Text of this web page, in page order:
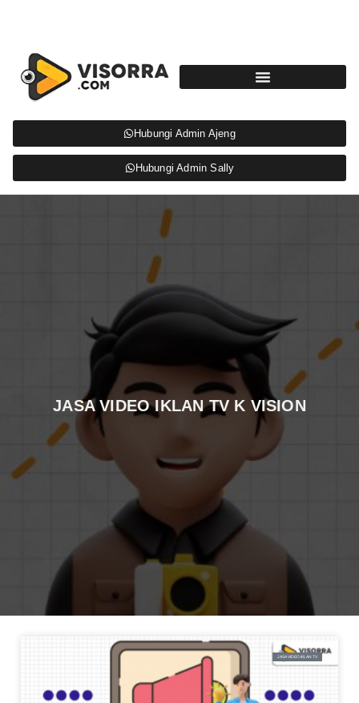
Hubungi Admin Ajeng
Hubungi Admin Sally
JASA VIDEO IKLAN TV K VISION
JASA VIDEO IKLAN TV